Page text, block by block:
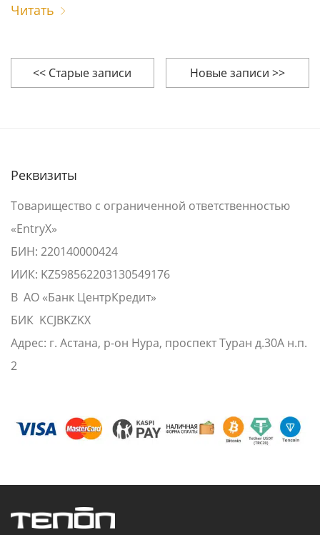
Читать
<< Старые записи Новые записи >>
Реквизиты
Товарищество с ограниченной ответственностью
«EntryX»
БИН: 220140000424
ИИК: KZ598562203130549176
В АО «Банк ЦентрКредит»
БИК KCJBKZKX
Адрес: г. Астана, р-он Нура, проспект Туран д.30А н.п.
2